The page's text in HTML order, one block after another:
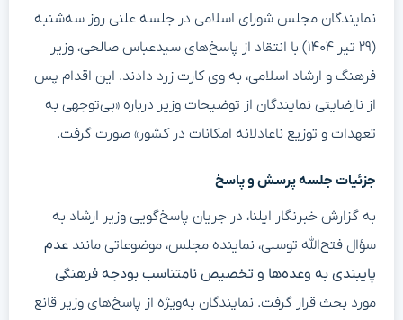
نمایندگان مجلس شورای اسلامی در جلسه علنی روز سه‌شنبه
(۲۹ تیر ۱۴۰۴) با انتقاد از پاسخ‌های سیدعباس صالحی، وزیر
فرهنگ و ارشاد اسلامی، به وی کارت زرد دادند. این اقدام پس
از نارضایتی نمایندگان از توضیحات وزیر درباره «بی‌توجهی به
تعهدات و توزیع ناعادلانه امکانات در کشور» صورت گرفت.
جزئیات جلسه پرسش و پاسخ
به گزارش خبرنگار ایلنا، در جریان پاسخ‌گویی وزیر ارشاد به
سؤال فتح‌الله توسلی، نماینده مجلس، موضوعاتی مانند عدم
پایبندی به وعده‌ها و تخصیص نامتناسب بودجه فرهنگی
مورد بحث قرار گرفت. نمایندگان به‌ویژه از پاسخ‌های وزیر قانع